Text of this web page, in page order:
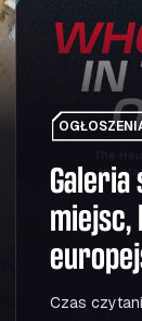
Galeria
miejsc,
Czas